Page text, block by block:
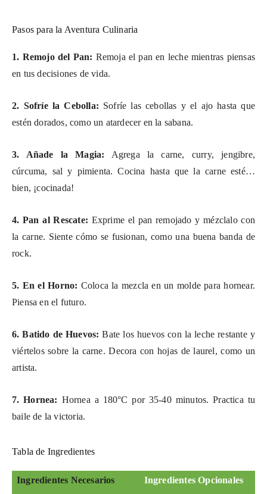
Pasos para la Aventura Culinaria
1. Remojo del Pan: Remoja el pan en leche mientras piensas
en tus decisiones de vida.
2. Sofríe la Cebolla: Sofríe las cebollas y el ajo hasta que
estén dorados, como un atardecer en la sabana.
3. Añade la Magia: Agrega la carne, curry, jengibre,
cúrcuma, sal y pimienta. Cocina hasta que la carne esté…
bien, ¡cocinada!
4. Pan al Rescate: Exprime el pan remojado y mézclalo con
la carne. Siente cómo se fusionan, como una buena banda de
rock.
5. En el Horno: Coloca la mezcla en un molde para hornear.
Piensa en el futuro.
6. Batido de Huevos: Bate los huevos con la leche restante y
viértelos sobre la carne. Decora con hojas de laurel, como un
artista.
7. Hornea: Hornea a 180°C por 35-40 minutos. Practica tu
baile de la victoria.
Tabla de Ingredientes
Ingredientes Necesarios Ingredientes Opcionales